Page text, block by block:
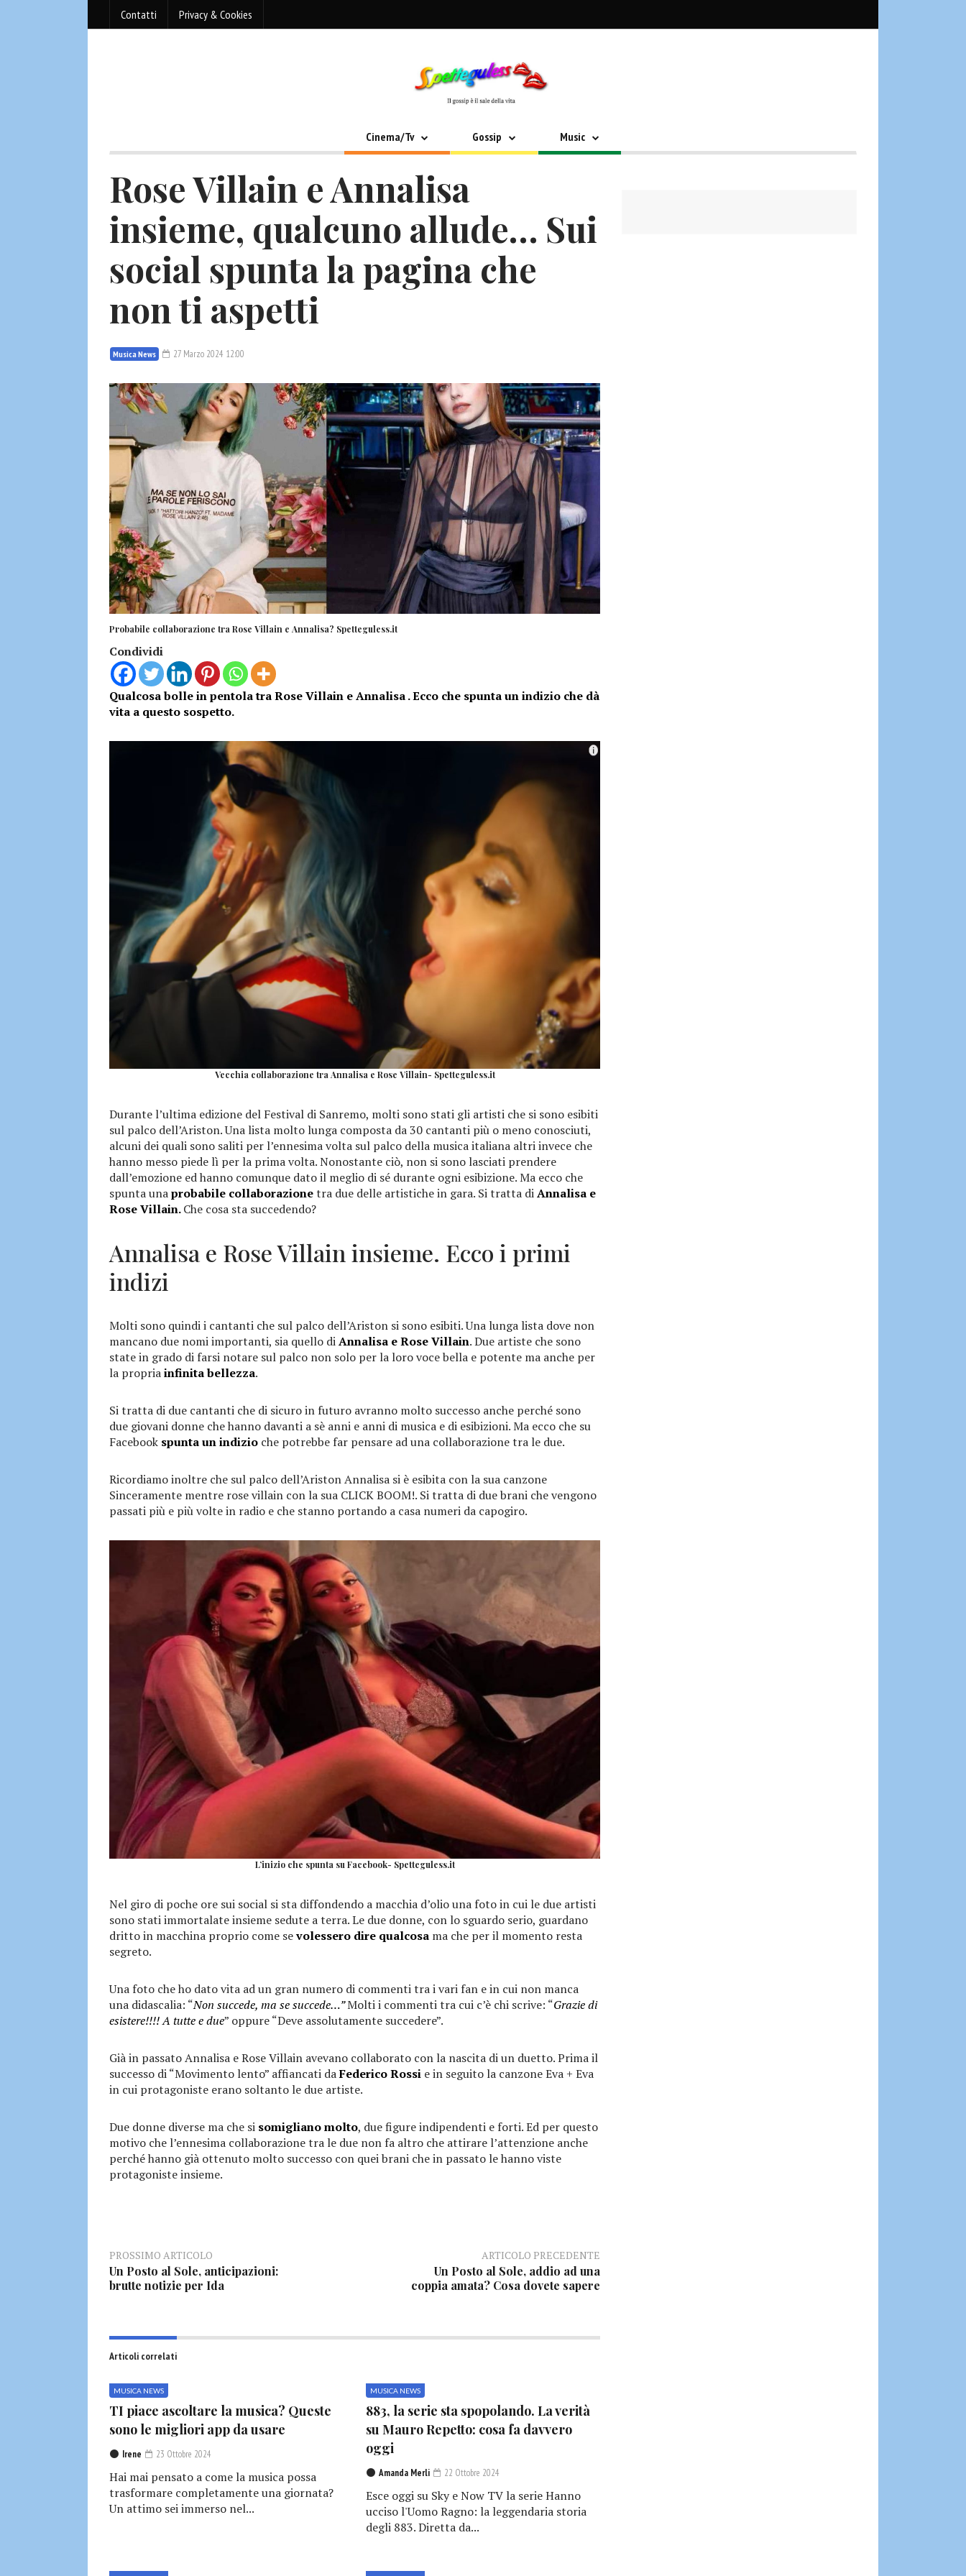
Contatti Privacy & Cookies
Cinema/Tv Gossip Music
Rose Villain e Annalisa
insieme, qualcuno allude… Sui
social spunta la pagina che
non ti aspetti
Musica News 27 Marzo 2024 12:00
Probabile collaborazione tra Rose Villain e Annalisa? Spetteguless.it
Condividi
Qualcosa bolle in pentola tra Rose Villain eAnnalisa. Ecco che spunta un indizio che dà
vita a questo sospetto.
Vecchia collaborazione tra Annalisa e Rose Villain- Spetteguless.it
Durante l’ultima edizione del Festival di Sanremo, molti sono stati gli artisti che si sono esibiti
sul palco dell’Ariston. Una lista molto lunga composta da 30 cantanti più o meno conosciuti,
alcuni dei quali sono saliti per l’ennesima volta sul palco della musica italiana altri invece che
hanno messo piede lì per la prima volta. Nonostante ciò, non si sono lasciati prendere
dall’emozione ed hanno comunque dato il meglio di sé durante ogni esibizione. Ma ecco che
spunta unaprobabile collaborazionetra due delle artistiche in gara. Si tratta diAnnalisa e
Rose Villain.Che cosa sta succedendo?
Annalisa e Rose Villain insieme. Ecco i primi
indizi
Molti sono quindi i cantanti che sul palco dell’Ariston si sono esibiti. Una lunga lista dove non
mancano due nomi importanti, sia quello diAnnalisa e Rose Villain. Due artiste che sono
state in grado di farsi notare sul palco non solo per la loro voce bella e potente ma anche per
la propriainfinita bellezza.
Si tratta di due cantanti che di sicuro in futuro avranno molto successo anche perché sono
due giovani donne che hanno davanti a sè anni e anni di musica e di esibizioni. Ma ecco che su
Facebook spunta un indizio che potrebbe far pensare ad una collaborazione tra le due.
Ricordiamo inoltre che sul palco dell’Ariston Annalisa si è esibita con la sua canzone
Sinceramente mentre rose villain con la sua CLICK BOOM!. Si tratta di due brani che vengono
passati più e più volte in radio e che stanno portando a casa numeri da capogiro.
L’inizio che spunta su Facebook- Spetteguless.it
Nel giro di poche ore sui social si sta diffondendo a macchia d’olio una foto in cui le due artisti
sono stati immortalate insieme sedute a terra. Le due donne, con lo sguardo serio, guardano
dritto in macchina proprio come sevolessero dire qualcosa ma che per il momento resta
segreto.
Una foto che ho dato vita ad un gran numero di commenti tra i vari fan e in cui non manca
una didascalia: “Non succede, ma se succede…”Molti i commenti tra cui c’è chi scrive: “Grazie di
esistere!!!! A tutte e due” oppure “Deve assolutamente succedere”.
Già in passato Annalisa e Rose Villain avevano collaborato con la nascita di un duetto. Prima il
successo di “Movimento lento” affiancati daFederico Rossi e in seguito la canzone Eva + Eva
in cui protagoniste erano soltanto le due artiste.
Due donne diverse ma che si somigliano molto, due figure indipendenti e forti. Ed per questo
motivo che l’ennesima collaborazione tra le due non fa altro che attirare l’attenzione anche
perché hanno già ottenuto molto successo con quei brani che in passato le hanno viste
protagoniste insieme.
PROSSIMO ARTICOLO
Un Posto al Sole, anticipazioni:
brutte notizie per Ida
ARTICOLO PRECEDENTE
Un Posto al Sole, addio ad una
coppia amata? Cosa dovete sapere
Articoli correlati
MUSICA NEWS
TI piace ascoltare la musica? Queste
sono le migliori app da usare
Irene 23 Ottobre 2024
Hai mai pensato a come la musica possa
trasformare completamente una giornata?
Un attimo sei immerso nel...
MUSICA NEWS
883, la serie sta spopolando. La verità
su Mauro Repetto: cosa fa davvero
oggi
Amanda Merli 22 Ottobre 2024
Esce oggi su Sky e Now TV la serie Hanno
ucciso l'Uomo Ragno: la leggendaria storia
degli 883. Diretta da...